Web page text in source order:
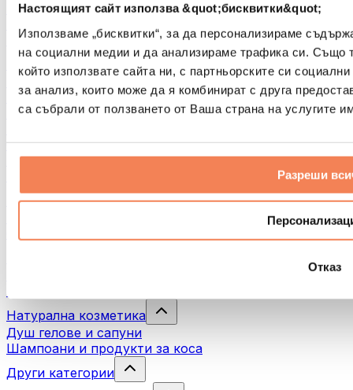
Настоящият сайт използва &quot;бисквитки&quot;
Използваме „бисквитки“, за да персонализираме
на социални медии и да анализираме трафика си. Също
който използвате сайта ни, с партньорските си
за анализ, които може да я комбинират с друга
са събрали от ползването от Ваша страна на услугите
Разреши
Отказ
Чанти и аксесоари за храна
Чанти за фитнес
Раници
Аксесоари според вида дейност
Бойни спортове
Колоездене
Студена терапия
Плуване
Биохакинг
Филтри и кани за вода
Натурална козметика
Душ гелове и сапуни
Шампоани и продукти за коса
Други категории